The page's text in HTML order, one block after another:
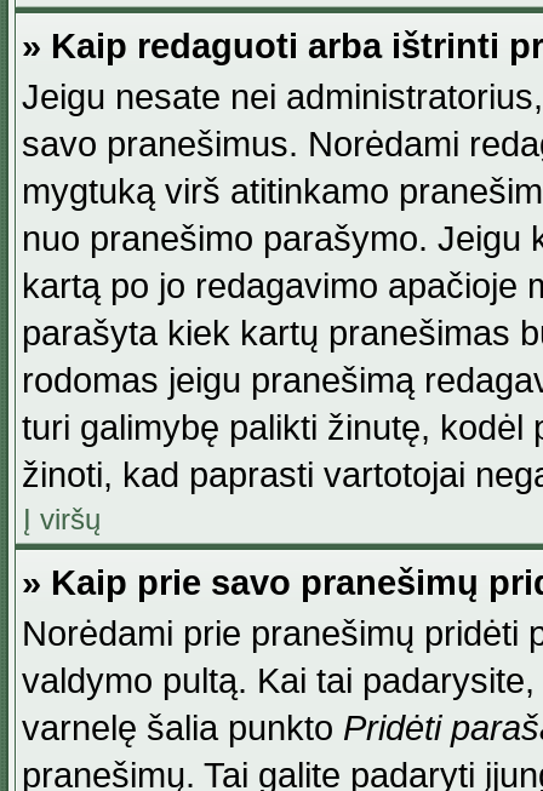
» Kaip redaguoti arba ištrinti
Jeigu nesate nei
savo pranešimus. Norėdami
mygtuką virš atitinkamo
nuo pranešimo parašymo. Jeigu
kartą po jo redagavimo apačioje
parašyta kiek kartų pranešimas
rodomas jeigu pranešimą
turi galimybę palikti žinutę, kodėl
žinoti, kad paprasti vartotojai
Į viršų
» Kaip prie savo pranešimų
Norėdami prie pranešimų pridėti
valdymo pultą. Kai tai
varnelę šalia punkto Pridėti
pranešimų. Tai galite padaryti